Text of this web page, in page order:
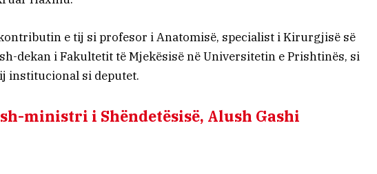
e tij si profesor i Anatomisë, specialist i Kirurgjisë së
dekan i Fakultetit të Mjekësisë në Universitetin e Prishtinës, si
institucional si deputet.
ministri i Shëndetësisë, Alush Gashi